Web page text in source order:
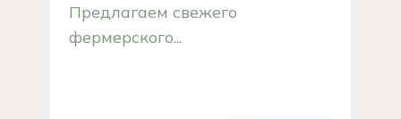
Предлагаем свежего
фермерского...